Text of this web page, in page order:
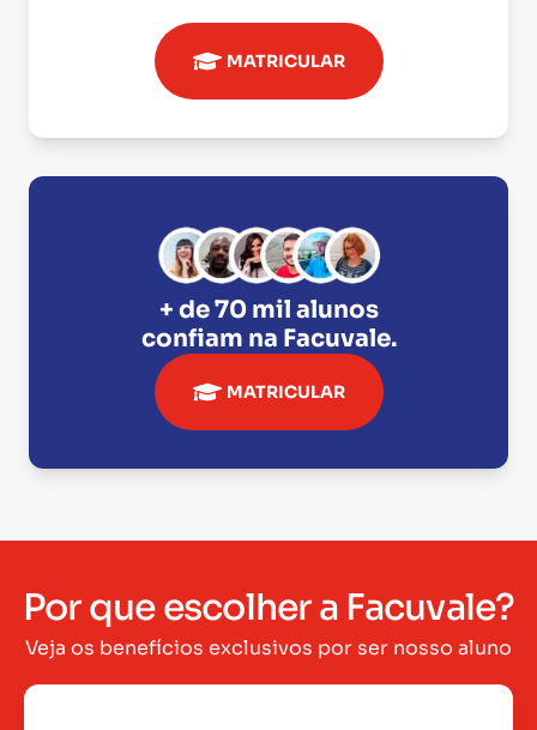
MATRICULAR
+ de 70 mil alunos
confiam na Facuvale.
MATRICULAR
Por que escolher a Facuvale?
Veja os benefícios exclusivos por ser nosso aluno